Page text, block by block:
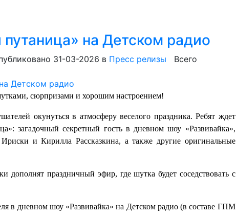
на Детском радио
31-03-2026 в Пресс релизы Всего
сюрпризами и хорошим настроением!
окунуться в атмосферу веселого праздника. Ребят ждет
загадочный секретный гость в дневном шоу «Развивайка»,
и Кирилла Рассказкина, а также другие оригинальные
дополнят праздничный эфир, где шутка будет соседствовать с
в дневном шоу «Развивайка» на Детском радио (в составе ГПМ